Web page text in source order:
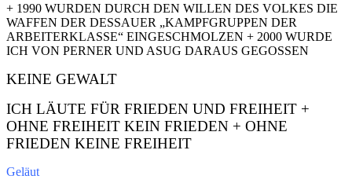
+ 1990 WURDEN DURCH DEN WILLEN DES VOLKES DIE
WAFFEN DER DESSAUER „KAMPFGRUPPEN DER
ARBEITERKLASSE“ EINGESCHMOLZEN + 2000 WURDE
ICH VON PERNER UND ASUG DARAUS GEGOSSEN
KEINE GEWALT
ICH LÄUTE FÜR FRIEDEN UND FREIHEIT +
OHNE FREIHEIT KEIN FRIEDEN + OHNE
FRIEDEN KEINE FREIHEIT
Geläut